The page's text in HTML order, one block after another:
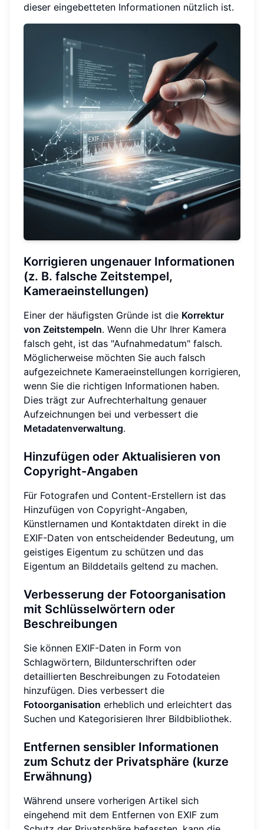
dieser eingebetteten Informationen nützlich ist.
Korrigieren ungenauer Informationen
(z. B. falsche Zeitstempel,
Kameraeinstellungen)
Einer der häufigsten Gründe ist die Korrektur
von Zeitstempeln. Wenn die Uhr Ihrer Kamera
falsch geht, ist das "Aufnahmedatum" falsch.
Möglicherweise möchten Sie auch falsch
aufgezeichnete Kameraeinstellungen korrigieren,
wenn Sie die richtigen Informationen haben.
Dies trägt zur Aufrechterhaltung genauer
Aufzeichnungen bei und verbessert die
Metadatenverwaltung.
Hinzufügen oder Aktualisieren von
Copyright-Angaben
Für Fotografen und Content-Erstellern ist das
Hinzufügen von Copyright-Angaben,
Künstlernamen und Kontaktdaten direkt in die
EXIF-Daten von entscheidender Bedeutung, um
geistiges Eigentum zu schützen und das
Eigentum an Bilddetails geltend zu machen.
Verbesserung der Fotoorganisation
mit Schlüsselwörtern oder
Beschreibungen
Sie können EXIF-Daten in Form von
Schlagwörtern, Bildunterschriften oder
detaillierten Beschreibungen zu Fotodateien
hinzufügen. Dies verbessert die
Fotoorganisation erheblich und erleichtert das
Suchen und Kategorisieren Ihrer Bildbibliothek.
Entfernen sensibler Informationen
zum Schutz der Privatsphäre (kurze
Erwähnung)
Während unsere vorherigen Artikel sich
eingehend mit dem Entfernen von EXIF zum